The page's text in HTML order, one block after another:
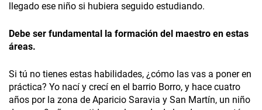
llegado ese niño si hubiera seguido estudiando.
Debe ser fundamental la formación del maestro en estas
áreas.
Si tú no tienes estas habilidades, ¿cómo las vas a poner en
práctica? Yo nací y crecí en el barrio Borro, y hace cuatro
años por la zona de Aparicio Saravia y San Martín, un niño